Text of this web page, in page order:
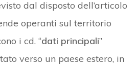
dal disposto dell’articolo
operanti sul territorio
i cd. “dati principali”
verso un paese estero, in